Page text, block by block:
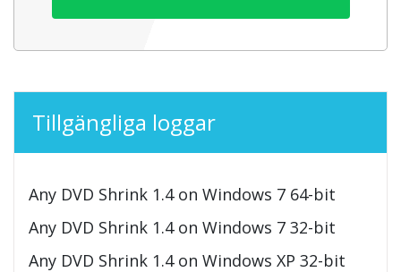
Tillgängliga loggar
Any DVD Shrink 1.4 on Windows 7 64-bit
Any DVD Shrink 1.4 on Windows 7 32-bit
Any DVD Shrink 1.4 on Windows XP 32-bit